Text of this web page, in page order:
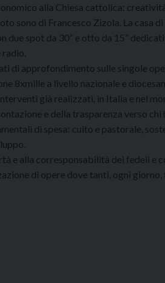
alla Chiesa cattolica:
sono di Francesco Zizola. La casa
due spot da 30” e otto da 15”
di approfondimento sulle singole
8xmille a livello nazionale e
già realizzati, in Italia e nel
e della trasparenza verso
di spesa: culto e pastorale,
e alla corresponsabilità dei fedeli e
di opere dove tanti, ogni